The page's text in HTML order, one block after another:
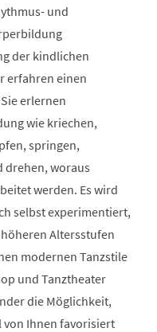
und
der kindlichen
erfahren einen
erlernen
wie kriechen,
springen,
drehen, woraus
werden. Es wird
selbst experimentiert,
Altersstufen
modernen Tanzstile
und Tanztheater
die Möglichkeit,
von Ihnen favorisiert